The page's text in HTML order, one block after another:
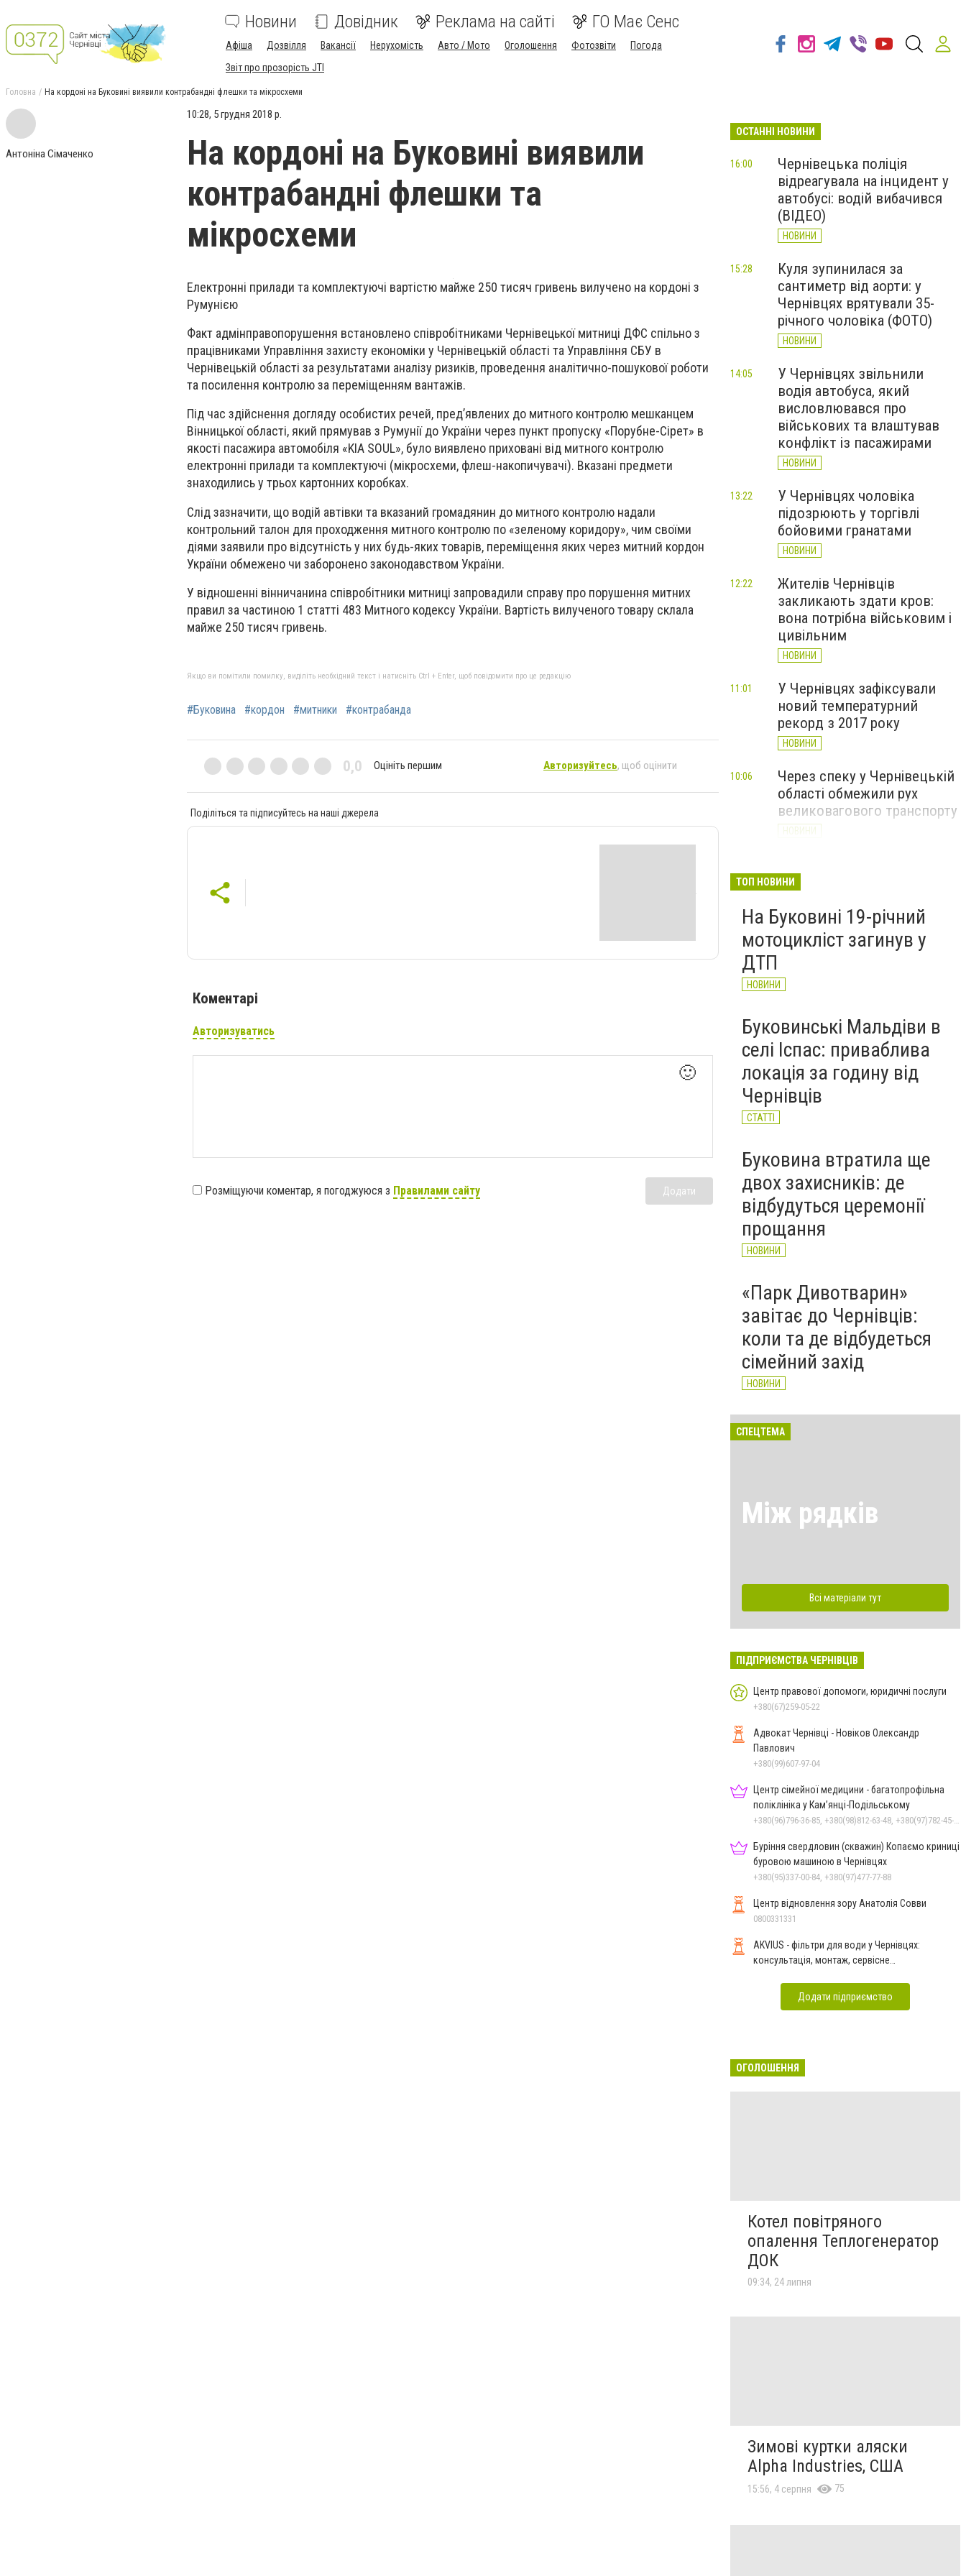
Новини Довідник Реклама на сайті ГО Має Сенс
Афіша Дозвілля Вакансії Нерухомість Авто / Мото Оголошення Фотозвіти
Погода
Звіт про прозорість JTI
Головна На кордоні на Буковині виявили контрабандні флешки та мікросхеми
Антоніна Сімаченко
10:28, 5 грудня 2018 р.
На кордоні на Буковині виявили
контрабандні флешки та
мікросхеми
Електронні прилади та комплектуючі вартістю майже 250 тисяч гривень вилучено на кордоні з
Румунією
Факт адмінправопорушення встановлено співробітниками Чернівецької митниці ДФС спільно з
працівниками Управління захисту економіки у Чернівецькій області та Управління СБУ в
Чернівецькій області за результатами аналізу ризиків, проведення аналітично-пошукової роботи
та посилення контролю за переміщенням вантажів.
Під час здійснення догляду особистих речей, пред’явлених до митного контролю мешканцем
Вінницької області, який прямував з Румунії до України через пункт пропуску «Порубне-Сірет» в
якості пасажира автомобіля «KIA SOUL», було виявлено приховані від митного контролю
електронні прилади та комплектуючі (мікросхеми, флеш-накопичувачі). Вказані предмети
знаходились у трьох картонних коробках.
Слід зазначити, що водій автівки та вказаний громадянин до митного контролю надали
контрольний талон для проходження митного контролю по «зеленому коридору», чим своїми
діями заявили про відсутність у них будь-яких товарів, переміщення яких через митний кордон
України обмежено чи заборонено законодавством України.
У відношенні вінничанина співробітники митниці запровадили справу про порушення митних
правил за частиною 1 статті 483 Митного кодексу України. Вартість вилученого товару склала
майже 250 тисяч гривень.
Якщо ви помітили помилку, виділіть необхідний текст і натисніть Ctrl + Enter, щоб повідомити про це редакцію
#Буковина #кордон #митники #контрабанда
0,0 Оцініть першим Авторизуйтесь, щоб оцінити
Поділіться та підписуйтесь на наші джерела
Коментарі
Авторизуватись
🙂
Розміщуючи коментар, я погоджуюся з Правилами сайту Додати
ОСТАННІ НОВИНИ
Чернівецька поліція
відреагувала на інцидент у
автобусі: водій вибачився
(ВІДЕО)
НОВИНИ
16:00
Куля зупинилася за
сантиметр від аорти: у
Чернівцях врятували 35-
річного чоловіка (ФОТО)
НОВИНИ
15:28
У Чернівцях звільнили
водія автобуса, який
висловлювався про
військових та влаштував
конфлікт із пасажирами
НОВИНИ
14:05
У Чернівцях чоловіка
підозрюють у торгівлі
бойовими гранатами
НОВИНИ
13:22
Жителів Чернівців
закликають здати кров:
вона потрібна військовим і
цивільним
НОВИНИ
12:22
У Чернівцях зафіксували
новий температурний
рекорд з 2017 року
НОВИНИ
11:01
Через спеку у Чернівецькій
області обмежили рух
великовагового транспорту
НОВИНИ
10:06
врятували чоловіка з 7-
пораненням серця
НОВИНИ
ТОП НОВИНИ
На Буковині 19-річний
мотоцикліст загинув у
ДТП
НОВИНИ
Буковинські Мальдіви в
селі Іспас: приваблива
локація за годину від
Чернівців
СТАТТІ
Буковина втратила ще
двох захисників: де
відбудуться церемонії
прощання
НОВИНИ
«Парк Дивотварин»
завітає до Чернівців:
коли та де відбудеться
сімейний захід
НОВИНИ
СПЕЦТЕМА
Між рядків
Всі матеріали тут
ПІДПРИЄМСТВА ЧЕРНІВЦІВ
Центр правової допомоги, юридичні послуги
+380(67)259-05-22
Адвокат Чернівці - Новіков Олександр
Павлович
+380(99)607-97-04
Центр сімейної медицини - багатопрофільна
поліклініка у Кам’янці-Подільському
Буріння свердловин (скважин) Копаємо криниці
буровою машиною в Чернівцях
+380(95)337-00-84, +380(97)477-77-88
Центр відновлення зору Анатолія Совви
0800331331
AKVIUS - фільтри для води у Чернівцях:
консультація, монтаж, сервісне
Додати підприємство
ОГОЛОШЕННЯ
Котел повітряного
опалення Теплогенератор
ДОК
09:34, 24 липня
Зимові куртки аляски
Alpha Industries, США
15:56, 4 серпня 75